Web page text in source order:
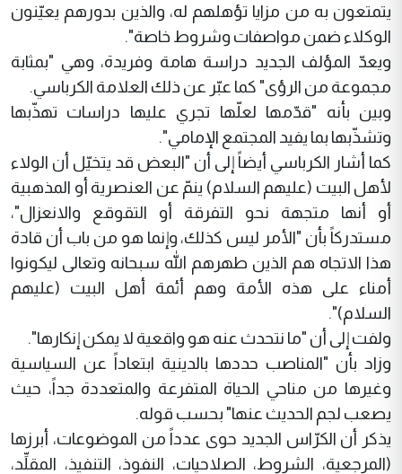
يتمتعون به من مزايا تؤهلهم له، والذين بدورهم يعيّنون
الوكلاء ضمن مواصفات وشروط خاصة".
ويعدّ المؤلف الجديد دراسة هامة وفريدة، وهي "بمثابة
مجموعة من الرؤى" كما عبّر عن ذلك العلامة الكرباسي.
وبين بأنه "قدّمها لعلّها تجري عليها دراسات تهذّبها
وتشذّبها بما يفيد المجتمع الإمامي".
كما أشار الكرباسي أيضاً إلى أن "البعض قد يتخيّل أن الولاء
لأهل البيت (عليهم السلام) ينمّ عن العنصرية أو المذهبية
أو أنها متجهة نحو التفرقة أو التقوقع والانعزال"،
مستدركاً بأن "الأمر ليس كذلك، وإنما هو من باب أن قادة
هذا الاتجاه هم الذين طهرهم الله سبحانه وتعالى ليكونوا
أمناء على هذه الأمة وهم أئمة أهل البيت (عليهم
السلام)".
ولفت إلى أن "ما نتحدث عنه هو واقعية لا يمكن إنكارها".
وزاد بأن "المناصب حددها بالدينية ابتعاداً عن السياسية
وغيرها من مناحي الحياة المتفرعة والمتعددة جداً، حيث
يصعب لجم الحديث عنها" بحسب قوله.
يذكر أن الكرّاس الجديد حوى عدداً من الموضوعات، أبرزها
(المرجعية، الشروط، الصلاحيات، النفوذ، التنفيذ، المقلِّد،